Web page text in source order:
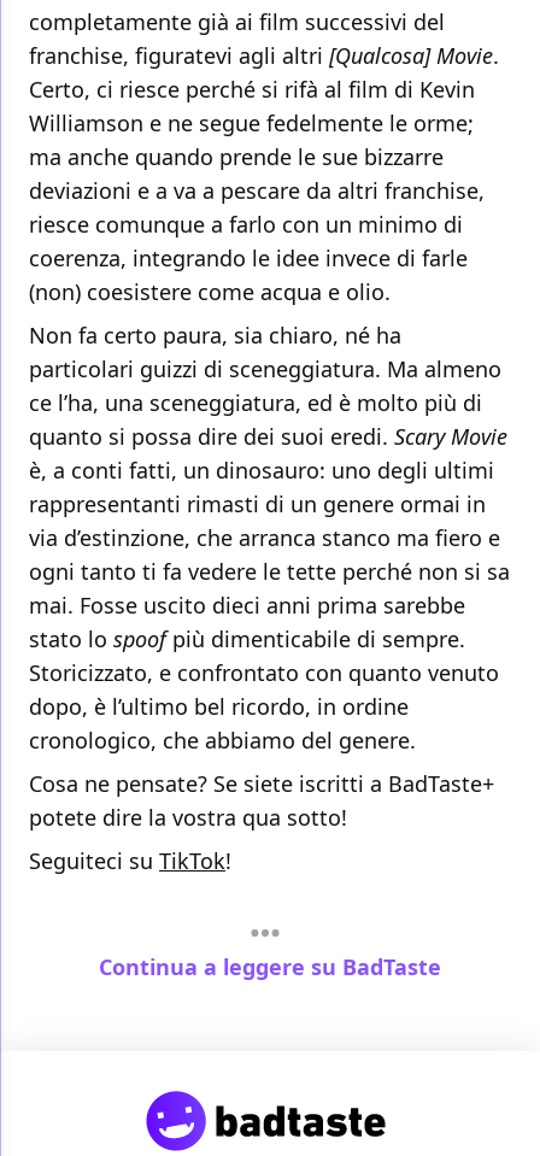
completamente già ai film successivi del
franchise, figuratevi agli altri [Qualcosa] Movie.
Certo, ci riesce perché si rifà al film di Kevin
Williamson e ne segue fedelmente le orme;
ma anche quando prende le sue bizzarre
deviazioni e a va a pescare da altri franchise,
riesce comunque a farlo con un minimo di
coerenza, integrando le idee invece di farle
(non) coesistere come acqua e olio.
Non fa certo paura, sia chiaro, né ha
particolari guizzi di sceneggiatura. Ma almeno
ce l’ha, una sceneggiatura, ed è molto più di
quanto si possa dire dei suoi eredi. Scary Movie
è, a conti fatti, un dinosauro: uno degli ultimi
rappresentanti rimasti di un genere ormai in
via d’estinzione, che arranca stanco ma fiero e
ogni tanto ti fa vedere le tette perché non si sa
mai. Fosse uscito dieci anni prima sarebbe
stato lo spoofpiù dimenticabile di sempre.
Storicizzato, e confrontato con quanto venuto
dopo, è l’ultimo bel ricordo, in ordine
cronologico, che abbiamo del genere.
Cosa ne pensate? Se siete iscritti a BadTaste+
potete dire la vostra qua sotto!
Seguiteci su TikTok!
Continua a leggere su BadTaste